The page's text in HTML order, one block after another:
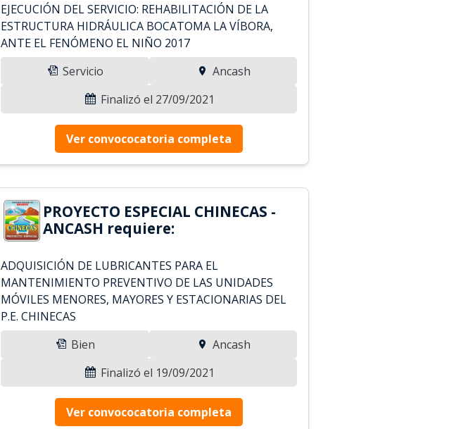
EJECUCIÓN DEL SERVICIO: REHABILITACIÓN DE LA
ESTRUCTURA HIDRÁULICA BOCATOMA LA VÍBORA,
ANTE EL FENÓMENO EL NIÑO 2017
Servicio
Ancash
Finalizó el 27/09/2021
Ver convococatoria completa
PROYECTO ESPECIAL CHINECAS -
ANCASH requiere:
ADQUISICIÓN DE LUBRICANTES PARA EL
MANTENIMIENTO PREVENTIVO DE LAS UNIDADES
MÓVILES MENORES, MAYORES Y ESTACIONARIAS DEL
P.E. CHINECAS
Bien
Ancash
Finalizó el 19/09/2021
Ver convococatoria completa